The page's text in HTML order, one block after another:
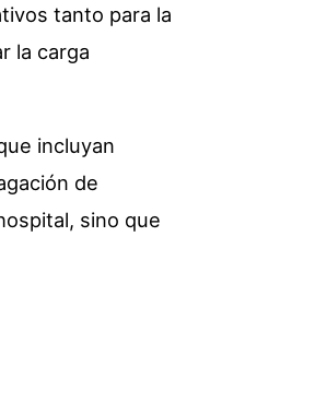
tanto para la
la carga
incluyan
de
sino que